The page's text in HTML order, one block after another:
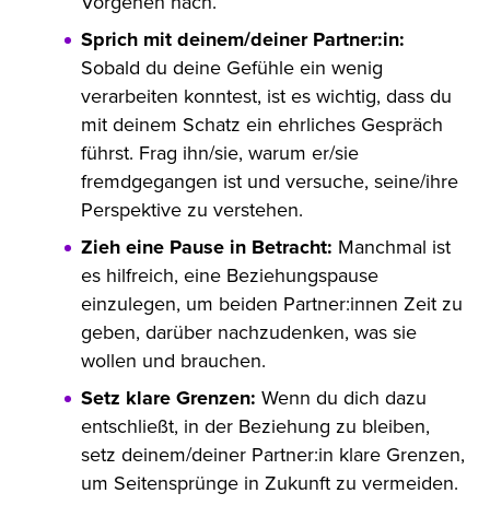
Sprich mit deinem/deiner Partner:in:
Sobald du deine Gefühle ein wenig
verarbeiten konntest, ist es wichtig, dass du
mit deinem Schatz ein ehrliches Gespräch
führst. Frag ihn/sie, warum er/sie
fremdgegangen ist und versuche, seine/ihre
Perspektive zu verstehen.
Zieh eine Pause in Betracht: Manchmal ist
es hilfreich, eine Beziehungspause
einzulegen, um beiden Partner:innen Zeit zu
geben, darüber nachzudenken, was sie
wollen und brauchen.
Setz klare Grenzen: Wenn du dich dazu
entschließt, in der Beziehung zu bleiben,
setz deinem/deiner Partner:in klare Grenzen,
um Seitensprünge in Zukunft zu vermeiden.